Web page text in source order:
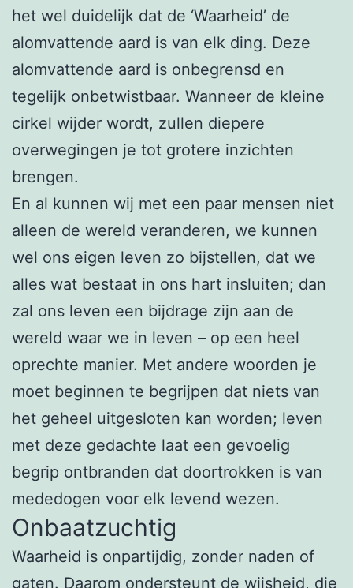
het wel duidelijk dat de ‘Waarheid’ de
alomvattende aard is van elk ding. Deze
alomvattende aard is onbegrensd en
tegelijk onbetwistbaar. Wanneer de kleine
cirkel wijder wordt, zullen diepere
overwegingen je tot grotere inzichten
brengen.
En al kunnen wij met een paar mensen niet
alleen de wereld veranderen, we kunnen
wel ons eigen leven zo bijstellen, dat we
alles wat bestaat in ons hart insluiten; dan
zal ons leven een bijdrage zijn aan de
wereld waar we in leven – op een heel
oprechte manier. Met andere woorden je
moet beginnen te begrijpen dat niets van
het geheel uitgesloten kan worden; leven
met deze gedachte laat een gevoelig
begrip ontbranden dat doortrokken is van
mededogen voor elk levend wezen.
Onbaatzuchtig
Waarheid is onpartijdig, zonder naden of
gaten. Daarom ondersteunt de wijsheid, die